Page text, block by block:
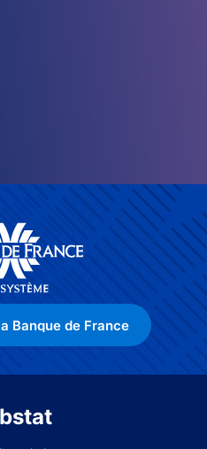
Banque de France